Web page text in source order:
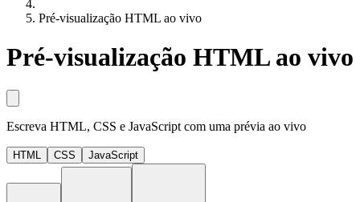
Pré-visualização HTML ao vivo
Pré-visualização HTML ao vivo
Escreva HTML, CSS e JavaScript com uma prévia ao vivo
HTML CSS JavaScript